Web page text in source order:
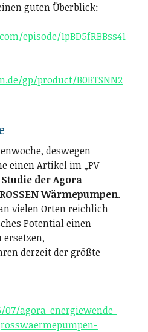
guten Überblick:
episode/1pBD5fRBBss41
gp/product/B0BTSNN2
deswegen
einen Artikel im „PV
Studie der Agora
Wärmepumpen.
vielen Orten reichlich
Potential einen
ersetzen,
derzeit der größte
07/agora-energiewende-